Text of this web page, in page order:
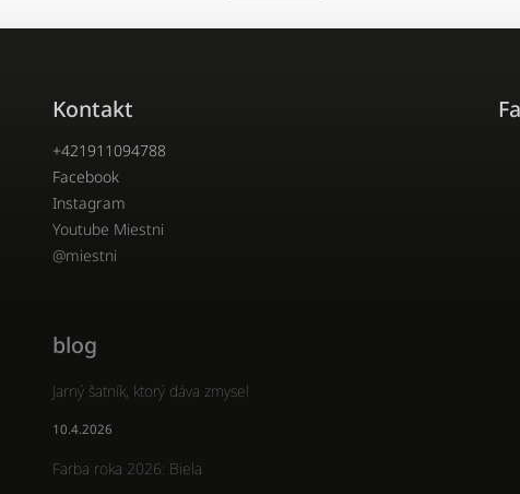
Kontakt
+421911094788
Facebook
Instagram
Youtube Miestni
@miestni
blog
Jarný šatník, ktorý dáva zmysel
10.4.2026
Farba roka 2026: Biela